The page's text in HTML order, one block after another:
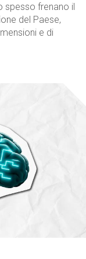
spesso frenano il
del Paese,
e di